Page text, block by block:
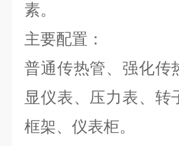
素。
主要配置：
普通传热管、强化传
显仪表、压力表、
框架、 仪表柜。